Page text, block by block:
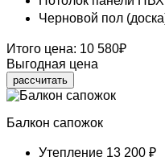
Черновой пол
Итого цена: 10 580₽
Выгодная цена
рассчитать
Балкон сапожок
Утепление 13 200 ₽